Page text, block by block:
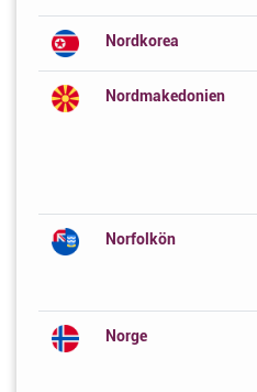
Nordkorea
Nordmakedonien
Norfolkön
Norge